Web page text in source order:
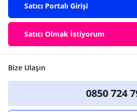
Satıcı Portalı Girişi
Satıcı Olmak İstiyorum
Bize Ulaşın
0850 724